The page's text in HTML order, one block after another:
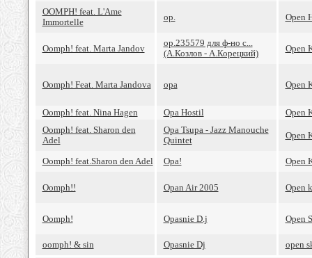
OOMPH! feat. L'Ame
Immortelle
op. Open
Oomph! feat. Marta Jandov
op.235579 для ф-но с...
(А.Козлов - А.Корецкий)
Open
Oomph! Feat. Marta Jandova opa Open
Oomph! feat. Nina Hagen Opa Hostil
Open
Oomph! feat. Sharon den
Adel
Opa Tsupa - Jazz Manouche
Quintet
Open
Oomph! feat.Sharon den Adel Opa! Open
Oomph!! Opan Air 2005 Open
Oomph! Opasnie D.j Open
oomph! & sin Opasnie Dj
open